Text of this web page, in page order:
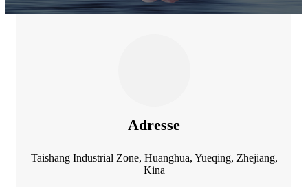
Adresse
Taishang Industrial Zone, Huanghua, Yueqing, Zhejiang,
Kina